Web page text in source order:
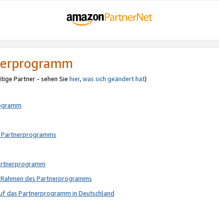
Partner - sehen Sie hier,was sich geändert hat)
Partnerprogramms
des Partnerprogramms
das Partnerprogramm in Deutschland